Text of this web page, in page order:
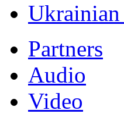
Partners
Audio
Video